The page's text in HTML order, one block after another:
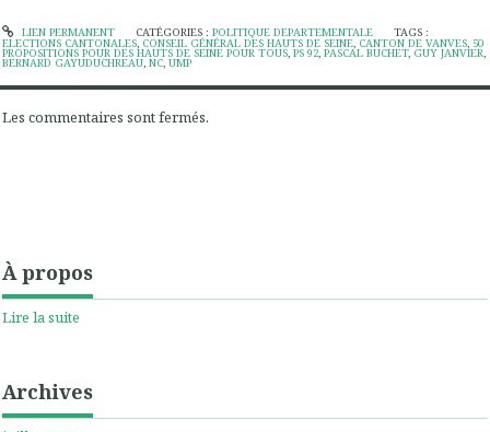
LIEN PERMANENT CATÉGORIES : POLITIQUE DEPARTEMENTALE TAGS :
ELECTIONS CANTONALES CONSEIL GÉNÉRAL DES HAUTS DE SEINE CANTON DE VANVES 50
PROPOSITIONS POUR DES HAUTS DE SEINE POUR TOUS PS 92 PASCAL BUCHET, GUY JANVIER
BERNARD GAYUDUCHREAU NC UMP
Les commentaires sont fermés.
À propos
Lire la suite
Archives